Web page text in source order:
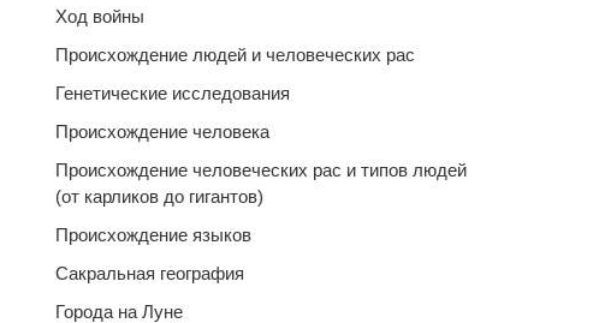
Ход войны
Происхождение людей и человеческих рас
Генетические исследования
Происхождение человека
Происхождение человеческих рас и типов людей
(от карликов до гигантов)
Происхождение языков
Сакральная география
Города на Луне